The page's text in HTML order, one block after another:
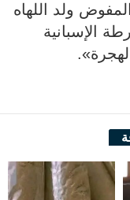
ولد اللهاه
الإسبانية